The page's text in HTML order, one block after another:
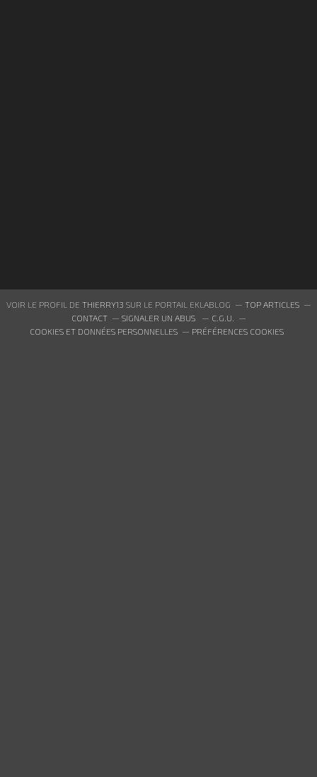
VOIR LE PROFIL DE THIERRY13 SUR LE PORTAIL EKLABLOG
TOP ARTICLES
CONTACT
SIGNALER UN ABUS
C.G.U.
COOKIES ET DONNÉES PERSONNELLES
PRÉFÉRENCES COOKIES